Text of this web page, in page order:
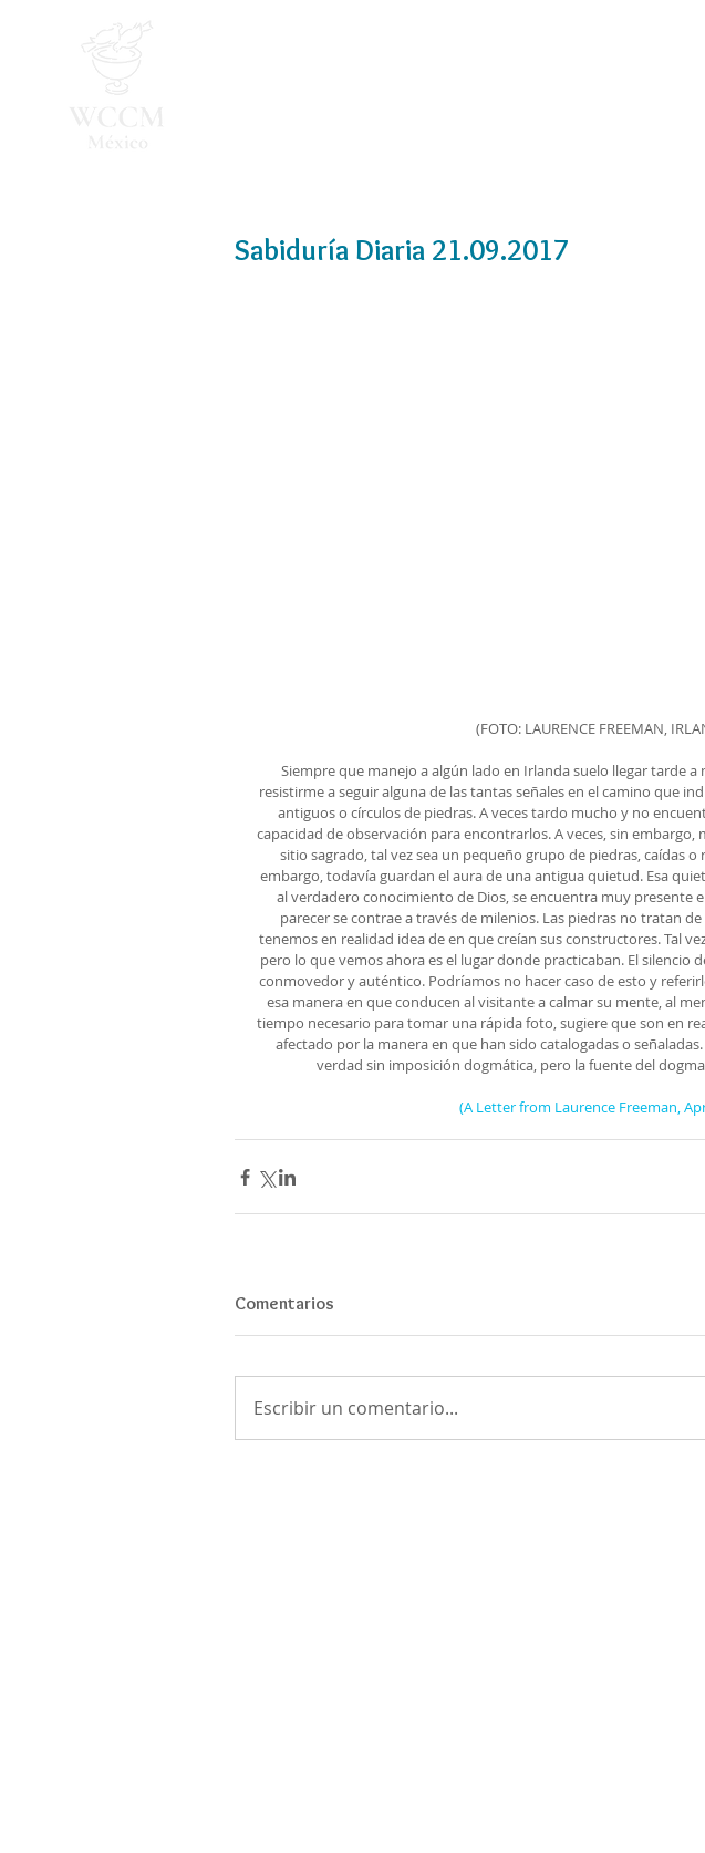
Sabiduría Diaria 21.09.2017
(FOTO: LAURENCE FREEMAN,
Siempre que manejo a algún lado en Irlanda suelo llegar tarde
resistirme a seguir alguna de las tantas señales en el camino que
antiguos o círculos de piedras. A veces tardo mucho y no
capacidad de observación para encontrarlos. A veces, sin
sitio sagrado, tal vez sea un pequeño grupo de piedras, caídas o
embargo, todavía guardan el aura de una antigua quietud. Esa
al verdadero conocimiento de Dios, se encuentra muy presente
parecer se contrae a través de milenios. Las piedras no tratan
tenemos en realidad idea de en que creían sus constructores. Tal
pero lo que vemos ahora es el lugar donde practicaban. El silencio
conmovedor y auténtico. Podríamos no hacer caso de esto y
esa manera en que conducen al visitante a calmar su mente, al
tiempo necesario para tomar una rápida foto, sugiere que son en
afectado por la manera en que han sido catalogadas o
verdad sin imposición dogmática, pero la fuente del
(A Letter from Laurence Freeman,
Comentarios
Escribir un comentario...